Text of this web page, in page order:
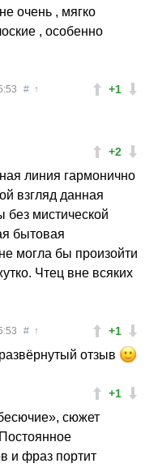
очень , мягко
, особенно
+1
# ↑
+2
линия гармонично
взгляд данная
без мистической
бытовая
могла бы произойти
Чтец вне всяких
+1
# ↑
отзыв
+1
сюжет
и фраз портит